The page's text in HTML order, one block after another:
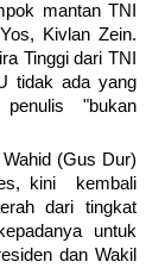
mantan TNI
Kivlan Zein.
Tinggi dari TNI
tidak ada yang
"bukan
(Gus Dur)
kini kembali
dari tingkat
untuk
dan Wakil